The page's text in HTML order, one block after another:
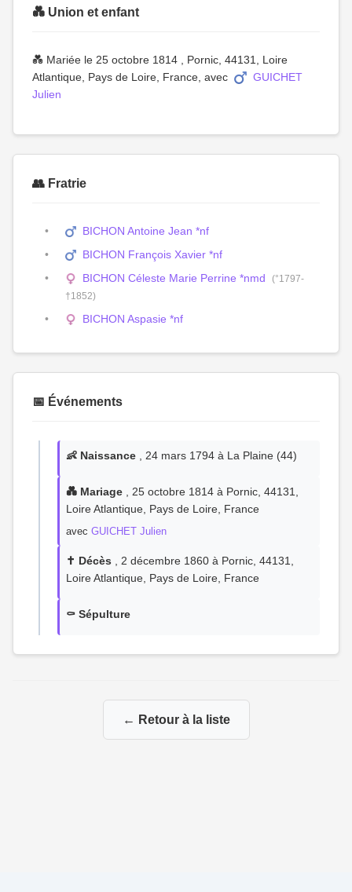
💑 Union et enfant
💑 Mariée le 25 octobre 1814 , Pornic, 44131, Loire
Atlantique, Pays de Loire, France, avec
GUICHET
Julien
👥 Fratrie
BICHON Antoine Jean *nf
BICHON François Xavier *nf
BICHON Céleste Marie Perrine *nmd
(°1797-
†1852)
BICHON Aspasie *nf
📅 Événements
👶 Naissance , 24 mars 1794 à La Plaine (44)
💑 Mariage , 25 octobre 1814 à Pornic, 44131,
Loire Atlantique, Pays de Loire, France
avec GUICHET Julien
✝️ Décès , 2 décembre 1860 à Pornic, 44131,
Loire Atlantique, Pays de Loire, France
⚰️ Sépulture
← Retour à la liste